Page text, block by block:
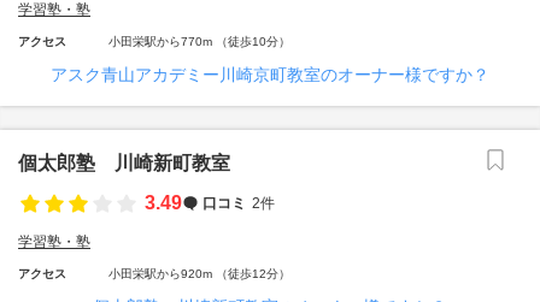
学習塾・塾
アクセス 小田栄駅から770m （徒歩10分）
アスク青山アカデミー川崎京町教室のオーナー様ですか？
個太郎塾 川崎新町教室
3.49
口コミ 2件
学習塾・塾
アクセス 小田栄駅から920m （徒歩12分）